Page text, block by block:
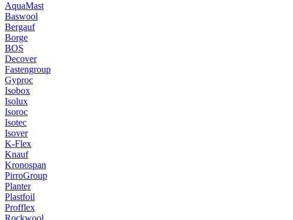
AquaMast
Baswool
Bergauf
Borge
BOS
Decover
Fastengroup
Gyproc
Isobox
Isolux
Isoroc
Isotec
Isover
K-Flex
Knauf
Kronospan
PirroGroup
Planter
Plastfoil
Profflex
Rockwool